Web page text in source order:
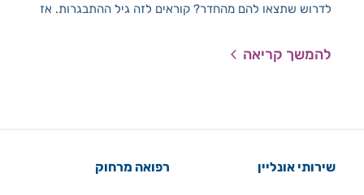
לדרוש שתצאו להם מהחדר? קוראים לזה גיל ההתבגרות. אז
להמשך קריאה
שירותי אונליין רפואה מרחוק